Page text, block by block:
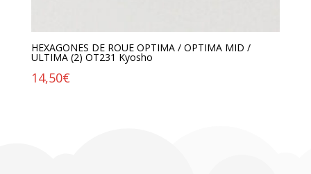
HEXAGONES DE ROUE OPTIMA / OPTIMA MID /
ULTIMA (2) OT231 Kyosho
14,50€